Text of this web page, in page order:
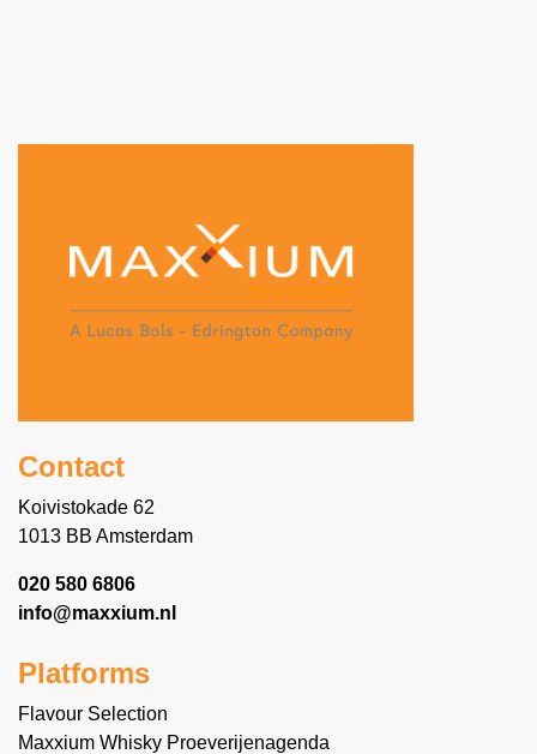
Contact
Koivistokade 62
1013 BB Amsterdam
020 580 6806
info@maxxium.nl
Platforms
Flavour Selection
Maxxium Whisky Proeverijenagenda